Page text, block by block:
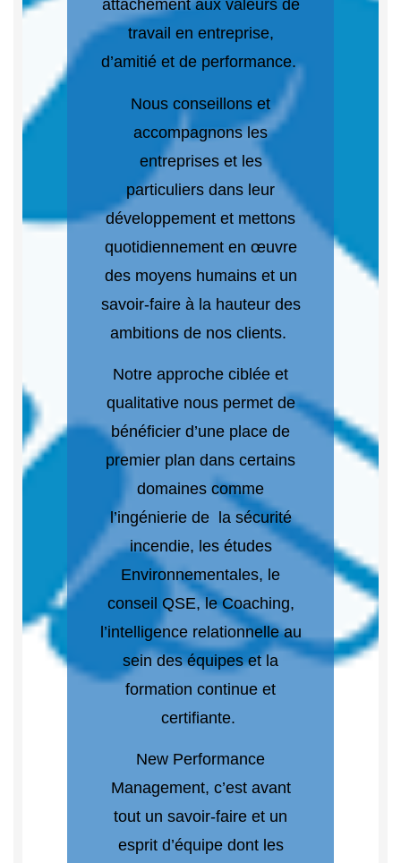
attachement aux valeurs de
travail en entreprise,
d’amitié et de performance.
Nous conseillons et
accompagnons les
entreprises et les
particuliers dans leur
développement et mettons
quotidiennement en œuvre
des moyens humains et un
savoir-faire à la hauteur des
ambitions de nos clients.
Notre approche ciblée et
qualitative nous permet de
bénéficier d’une place de
premier plan dans certains
domaines comme
l’ingénierie de la sécurité
incendie, les études
Environnementales, le
conseil QSE, le Coaching,
l’intelligence relationnelle au
sein des équipes et la
formation continue et
certifiante.
New Performance
Management, c’est avant
tout un savoir-faire et un
esprit d’équipe dont les